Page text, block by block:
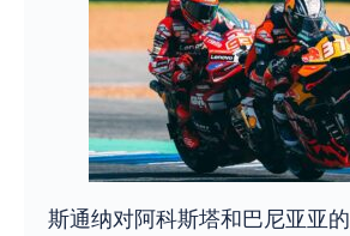
斯通纳对阿科斯塔和巴尼亚亚